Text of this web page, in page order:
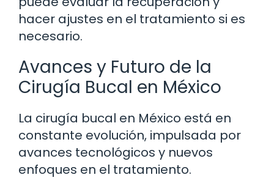
hacer ajustes en el tratamiento si es
necesario.
Avances y Futuro de la
Cirugía Bucal en México
La cirugía bucal en México está en
constante evolución, impulsada por
avances tecnológicos y nuevos
enfoques en el tratamiento.